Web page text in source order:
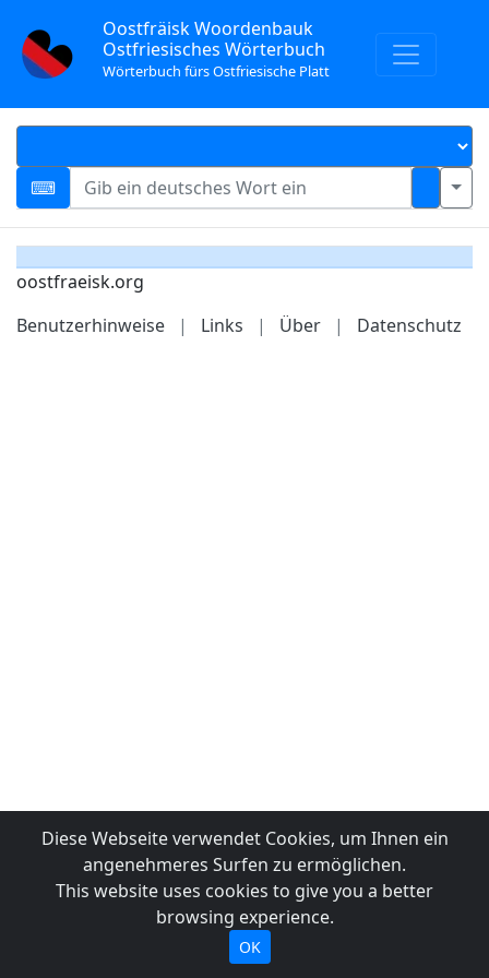
Oostfräisk Woordenbauk
Ostfriesisches Wörterbuch
Wörterbuch fürs Ostfriesische Platt
oostfraeisk.org
Benutzerhinweise
| Links | Über | Datenschutz
Diese Webseite verwendet Cookies, um Ihnen ein
angenehmeres Surfen zu ermöglichen.
This website uses cookies to give you a better
browsing experience.
OK